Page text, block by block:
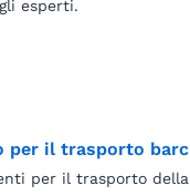
esperti.
per il trasporto
per il trasporto